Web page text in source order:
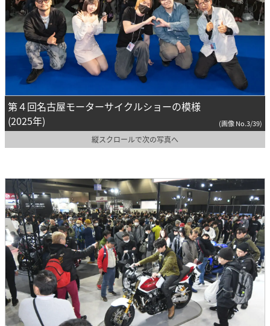
第４回名古屋モーターサイクルショーの模様
(2025年)
(画像 No.3/39)
縦スクロールで次の写真へ